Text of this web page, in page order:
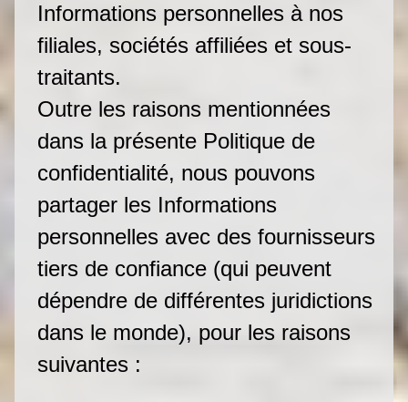
Informations personnelles à nos
filiales, sociétés affiliées et sous-
traitants.
Outre les raisons mentionnées
dans la présente Politique de
confidentialité, nous pouvons
partager les Informations
personnelles avec des fournisseurs
tiers de confiance (qui peuvent
dépendre de différentes juridictions
dans le monde), pour les raisons
suivantes :